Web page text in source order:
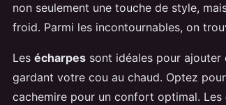
non seulement une touche de style,
froid. Parmi les incontournables, on
Les écharpes sont idéales pour
gardant votre cou au chaud. Optez
cachemire pour un confort optimal. Les